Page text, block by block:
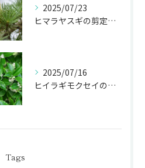
2025/07/23
ヒマラヤスギの剪定で庭のシンボルを魅力的に！
2025/07/16
ヒイラギモクセイの剪定で生垣･庭木を美しく保つ秘訣！
Tags